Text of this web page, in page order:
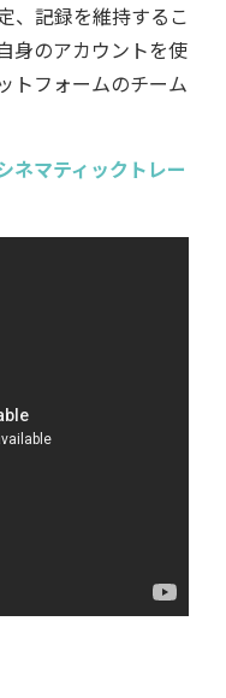
、記録を維持するこ
身のアカウントを使
トフォームのチーム
ネマティックトレー